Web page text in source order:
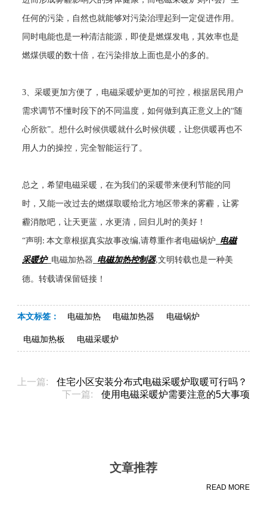
任何的污染，自然也就能够对污染治理起到一定促进作用。
同时电能也是一种清洁能源，即使是燃煤发电，其效率也是
燃煤供暖的数十倍，在污染排放上面也是小的多的。
3、采暖更加方便了，电磁采暖炉更加的可控，根据居民用户
需求调节不懂时段下的不同温度，如何做到真正意义上的“随
心所欲”。想什么时候供暖就什么时候供暖，让您供暖再也不
用人力的操控，完全智能运行了。
总之，希望电磁采暖，在为我们的采暖带来便利节能的同
时，又能一改过去的燃煤取暖给北方地区带来的雾霾，让雾
霾消散吧，让天更蓝，水更清，回归儿时的美好！
“声明 :本文章根据真实故事改编,请尊重作者电磁锅炉 电磁
采暖炉_ 电磁加热器 电磁加热控制器,文明转载也是一种美
德。转载请保留链接！
本文标签： 电磁加热 电磁加热器 电磁锅炉
电磁加热板 电磁采暖炉
上一篇:
住宅小区安装分布式电磁采暖炉取暖可行吗？
下一篇:
使用电磁采暖炉需要注意的5大事项
文章推荐
READ MORE